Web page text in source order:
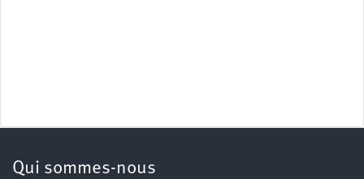
Qui sommes-nous